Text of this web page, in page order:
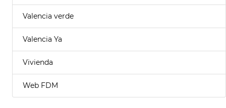
Valencia verde
Valencia Ya
Vivienda
Web FDM